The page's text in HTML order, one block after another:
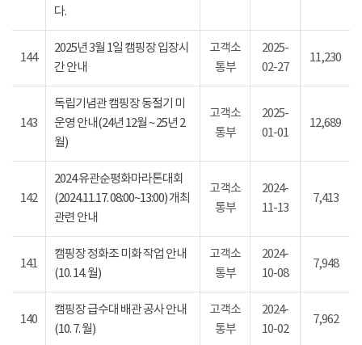
다.
144
2025년 3월 1일 캠핑장 입장시
간 안내
고객소
통부
2025-
02-27
11,230
143
독립기념관 캠핑장 동절기 미
운영 안내(24년 12월 ~ 25년 2
월)
고객소
통부
2025-
01-01
12,689
142
2024 유관순평화마라톤대회
(2024.11.17. 08:00~13:00) 개최
관련 안내
고객소
통부
2024-
11-13
7,413
141
캠핑장 정화조 미화 작업 안내
(10. 14. 월)
고객소
통부
2024-
10-08
7,948
140
캠핑장 급수대 배관 공사 안내
(10. 7. 월)
고객소
통부
2024-
10-02
7,962